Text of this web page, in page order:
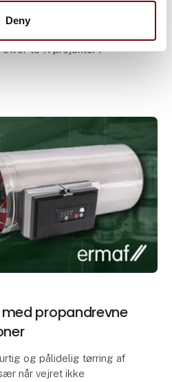
Deny
ammoniak-projekt
to-X projekter i
propandrevne
og pålidelig tørring af
når vejret ikke